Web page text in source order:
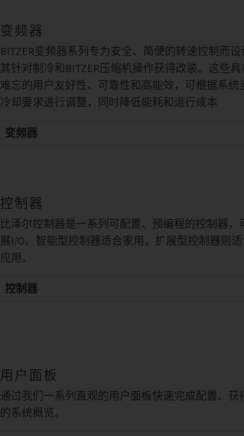
变频器
BITZER变频器系列专为安全、简便的转速控制而
其针对制冷和BITZER压缩机操作获得改装。这些具
难忘的用户友好性、可靠性和高能效，可根据系统
冷却要求进行调整，同时降低能耗和运行成本
变频器
控制器
比泽尔控制器是一系列可配置、预编程的控制器，
展I/O。智能型控制器适合家用，扩展型控制器则
应用。
控制器
用户面板
通过我们一系列直观的用户面板快速完成配置、获
的系统概览。